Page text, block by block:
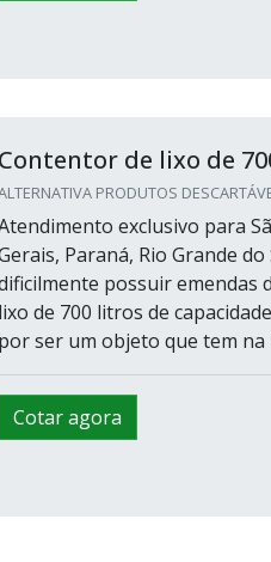
Contentor de lixo de
PRODUTOS
exclusivo para
Paraná, Rio Grande
possuir emendas
lixo de 700 litros de
por ser um objeto que tem
Cotar agora